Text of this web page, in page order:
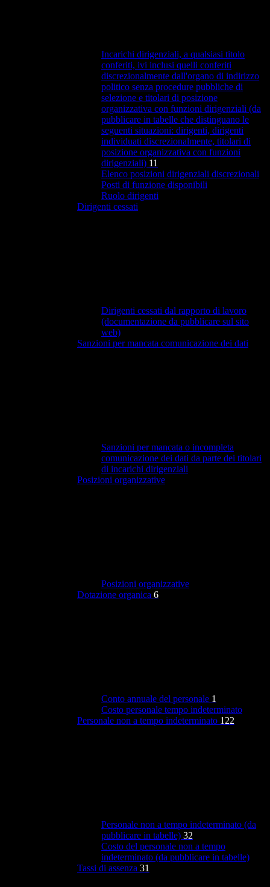
Incarichi dirigenziali, a qualsiasi titolo
conferiti, ivi inclusi quelli conferiti
discrezionalmente dall'organo di indirizzo
politico senza procedure pubbliche di
selezione e titolari di posizione
organizzativa con funzioni dirigenziali (da
pubblicare in tabelle che distinguano le
seguenti situazioni: dirigenti, dirigenti
individuati discrezionalmente, titolari di
posizione organizzativa con funzioni
dirigenziali) 11
Elenco posizioni dirigenziali discrezionali
Posti di funzione disponibili
Ruolo dirigenti
Dirigenti cessati
Dirigenti cessati dal rapporto di lavoro
(documentazione da pubblicare sul sito
web)
Sanzioni per mancata comunicazione dei dati
Sanzioni per mancata o incompleta
comunicazione dei dati da parte dei titolari
di incarichi dirigenziali
Posizioni organizzative
Posizioni organizzative
Dotazione organica 6
Conto annuale del personale 1
Costo personale tempo indeterminato
Personale non a tempo indeterminato 122
Personale non a tempo indeterminato (da
pubblicare in tabelle) 32
Costo del personale non a tempo
indeterminato (da pubblicare in tabelle)
Tassi di assenza 31